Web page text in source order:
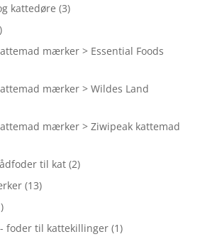
kattedøre (3)
mærker > Essential Foods
mærker > Wildes Land
mærker > Ziwipeak kattemad
til kat (2)
(13)
foder til kattekillinger (1)